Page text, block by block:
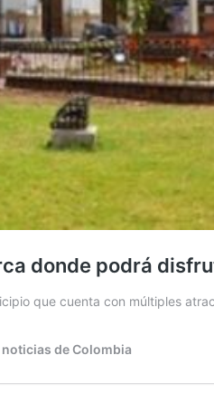
donde podrá
que cuenta con múltiples
de Colombia